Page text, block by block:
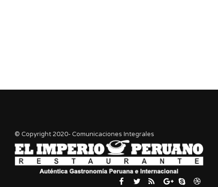
© Copyright 2020- Comunicaciones Integrales